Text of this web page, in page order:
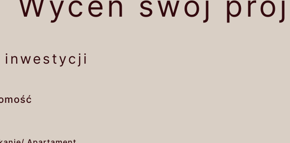
inwestycji